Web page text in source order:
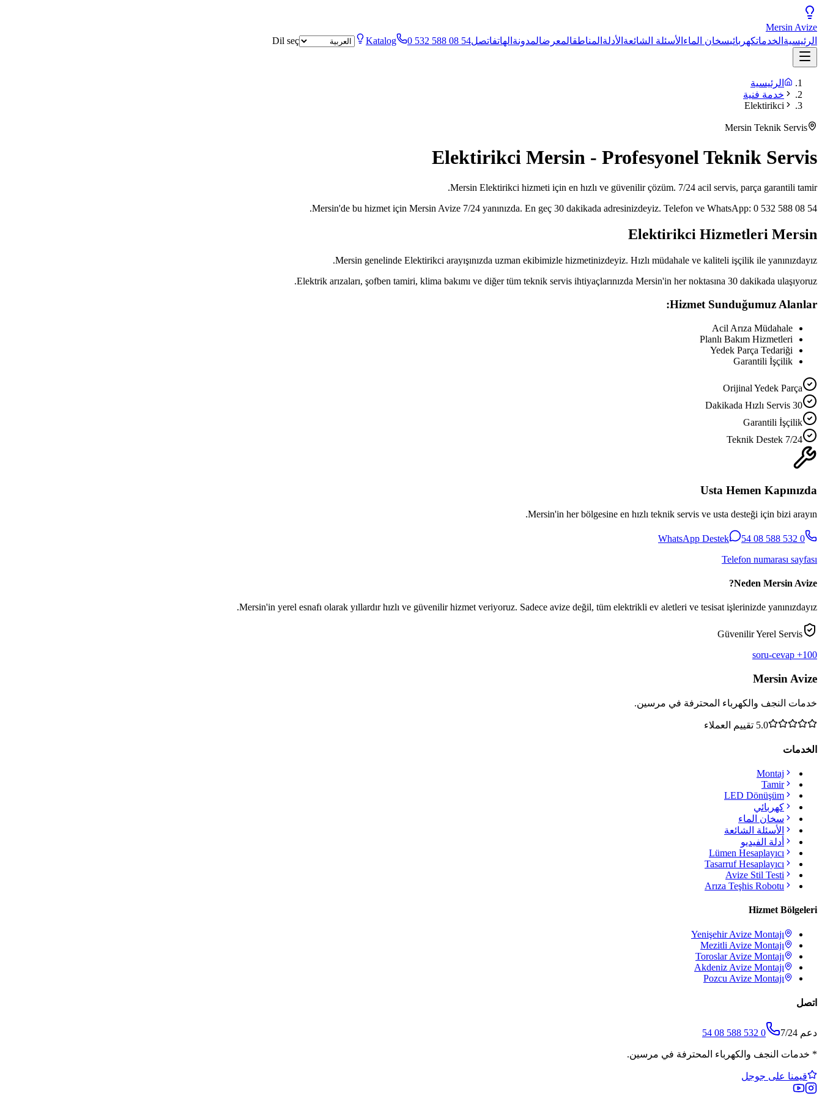
Mersin Avize
الرئيسية الخدماتكهربائيسخان الماء الأسئلة الشائعة الأدلة المناطقالمعرضالمدونة الهاتفاتصل Dil seç Katalog 0 532 588 08 54
الرئيسية
خدمة فنية
Elektirikci
Mersin Teknik Servis
Elektirikci Mersin - Profesyonel Teknik Servis
Mersin Elektirikci hizmeti için en hızlı ve güvenilir çözüm. 7/24 acil servis, parça garantili tamir.
Mersin'de bu hizmet için Mersin Avize 7/24 yanınızda. En geç 30 dakikada adresinizdeyiz. Telefon ve WhatsApp: 0 532 588 08 54.
Elektirikci Hizmetleri Mersin
Mersin genelinde Elektirikci arayışınızda uzman ekibimizle hizmetinizdeyiz. Hızlı müdahale ve kaliteli işçilik ile yanınızdayız.
Elektrik arızaları, şofben tamiri, klima bakımı ve diğer tüm teknik servis ihtiyaçlarınızda Mersin'in her noktasına 30 dakikada ulaşıyoruz.
Hizmet Sunduğumuz Alanlar:
Acil Arıza Müdahale
Planlı Bakım Hizmetleri
Yedek Parça Tedariği
Garantili İşçilik
Orijinal Yedek Parça
30 Dakikada Hızlı Servis
Garantili İşçilik
7/24 Teknik Destek
Usta Hemen Kapınızda
Mersin'in her bölgesine en hızlı teknik servis ve usta desteği için bizi arayın.
0 532 588 08 54
WhatsApp Destek
Telefon numarası sayfası
Neden Mersin Avize?
Mersin'in yerel esnafı olarak yıllardır hızlı ve güvenilir hizmet veriyoruz. Sadece avize değil, tüm elektrikli ev aletleri ve tesisat işlerinizde yanınızdayız.
Güvenilir Yerel Servis
100+ soru-cevap
Mersin Avize
خدمات النجف والكهرباء المحترفة في مرسين.
5.0 تقييم العملاء
الخدمات
Montaj
Tamir
LED Dönüşüm
كهربائي
سخان الماء
الأسئلة الشائعة
أدلة الفيديو
Lümen Hesaplayıcı
Tasarruf Hesaplayıcı
Avize Stil Testi
Arıza Teşhis Robotu
Hizmet Bölgeleri
YenişehirAvize Montajı
Mezitli Avize Montajı
ToroslarAvize Montajı
Akdeniz Avize Montajı
Pozcu Avize Montajı
اتصل
دعم 7/24 0 532 588 08 54
* خدمات النجف والكهرباء المحترفة في مرسين.
قيمنا على جوجل